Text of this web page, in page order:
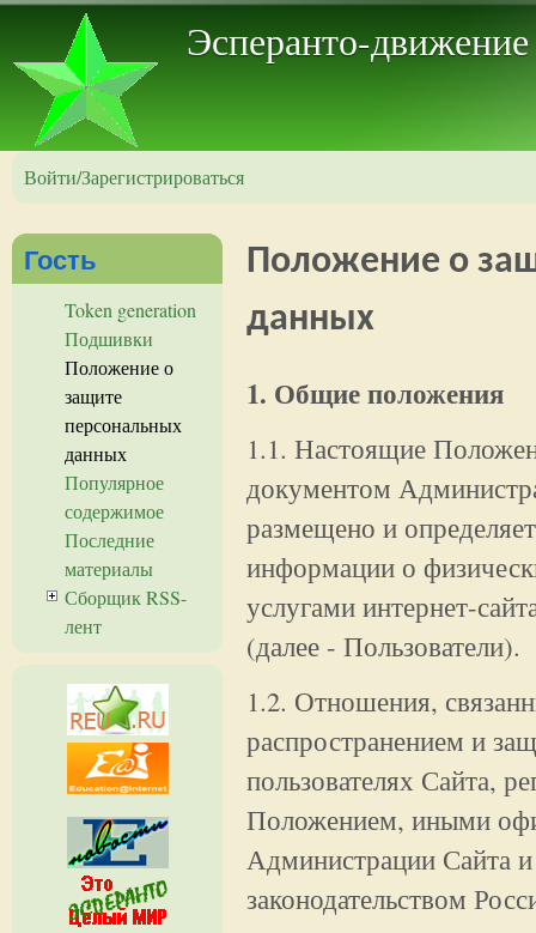
Эсперанто-
Войти/Зарегистрироваться
Положение о
данных
1. Общие положения
1.1. Настоящие
документом
размещено и
информации о
услугами интернет-
(далее - Пользователи).
1.2. Отношения,
распространением и
пользователях Сайта,
Положением, иными
Администрации Сайта
законодательством
Гость
Token generation
Подшивки
Положение о
защите
персональных
данных
Популярное
содержимое
Последние
материалы
Сборщик RSS-
лент